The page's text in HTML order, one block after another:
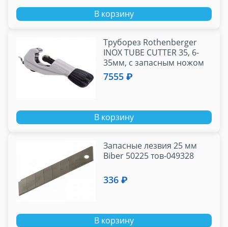
В корзину
Труборез Rothenberger
INOX TUBE CUTTER 35, 6-
35мм, с запасным ножом
70055
7555 ₽
В корзину
Запасные лезвия 25 мм
Biber 50225 тов-049328
336 ₽
В корзину